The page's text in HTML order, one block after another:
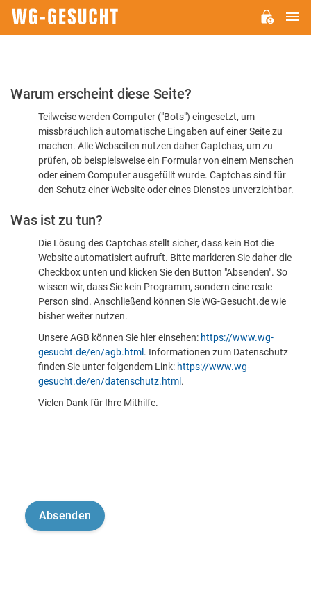
Bitte
dass
sind
Warum erscheint diese Seite?
Teilweise werden Computer ("Bots") eingesetzt, um
missbräuchlich automatische Eingaben auf einer Seite zu
machen. Alle Webseiten nutzen daher Captchas, um zu
prüfen, ob beispielsweise ein Formular von einem Menschen
oder einem Computer ausgefüllt wurde. Captchas sind für
den Schutz einer Website oder eines Dienstes unverzichtbar.
Was ist zu tun?
Die Lösung des Captchas stellt sicher, dass kein Bot die
Website automatisiert aufruft. Bitte markieren Sie daher die
Checkbox unten und klicken Sie den Button "Absenden". So
wissen wir, dass Sie kein Programm, sondern eine reale
Person sind. Anschließend können Sie WG-Gesucht.de wie
bisher weiter nutzen.
Unsere AGB können Sie hier einsehen: https://www.wg-
gesucht.de/en/agb.html . Informationen zum Datenschutz
finden Sie unter folgendem Link: https://www.wg-
gesucht.de/en/datenschutz.html .
Vielen Dank für Ihre Mithilfe.